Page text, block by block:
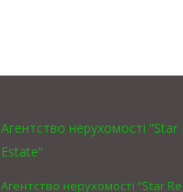
Агентство нерухомості “Star
Estate”
Агентство нерухомості “Star